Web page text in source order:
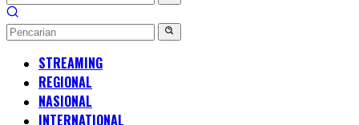
STREAMING
REGIONAL
NASIONAL
INTERNATIONAL